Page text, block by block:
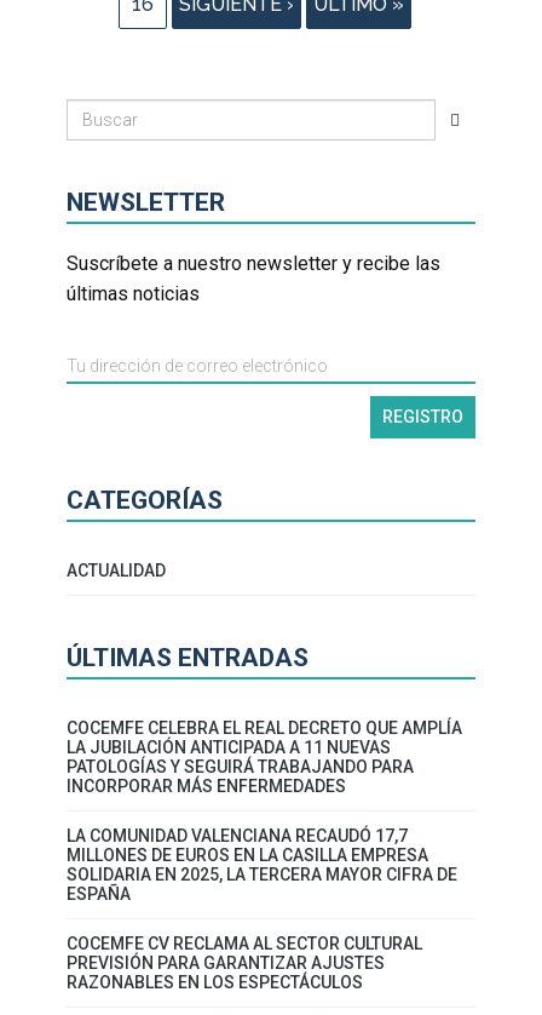
NEWSLETTER
Suscríbete a nuestro newsletter y recibe las
últimas noticias
CATEGORÍAS
ACTUALIDAD
ÚLTIMAS ENTRADAS
COCEMFE CELEBRA EL REAL DECRETO QUE AMPLÍA
LA JUBILACIÓN ANTICIPADA A 11 NUEVAS
PATOLOGÍAS Y SEGUIRÁ TRABAJANDO PARA
INCORPORAR MÁS ENFERMEDADES
LA COMUNIDAD VALENCIANA RECAUDÓ 17,7
MILLONES DE EUROS EN LA CASILLA EMPRESA
SOLIDARIA EN 2025, LA TERCERA MAYOR CIFRA DE
ESPAÑA
COCEMFE CV RECLAMA AL SECTOR CULTURAL
PREVISIÓN PARA GARANTIZAR AJUSTES
RAZONABLES EN LOS ESPECTÁCULOS